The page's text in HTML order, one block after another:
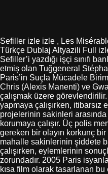
Sefiller izle izle , Les
Türkçe Dublaj Altyazili Full
Sefiller’i yazdığı işçi sınıfı
etmiş olan Tuğgeneral
Paris’in Suçla Mücadele
Chris (Alexis Manenti) ve
çalışmak üzere
yapmaya çalışırken, itibarsız
projelerinin sakinleri arasında
korumaya çalışır. Üç polis
gereken bir olayın korkunç
mahalle sakinlerinin şiddete
çalışırken, eylemlerinin
zorundadır. 2005 Paris
kısa film olarak tasarlanan